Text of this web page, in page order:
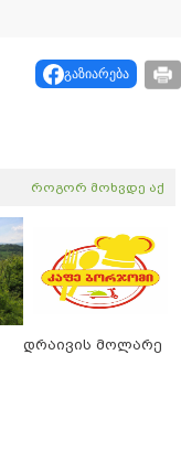
გაზიარება
როგორ მოხვდე აქ
დრაივის მოლარე